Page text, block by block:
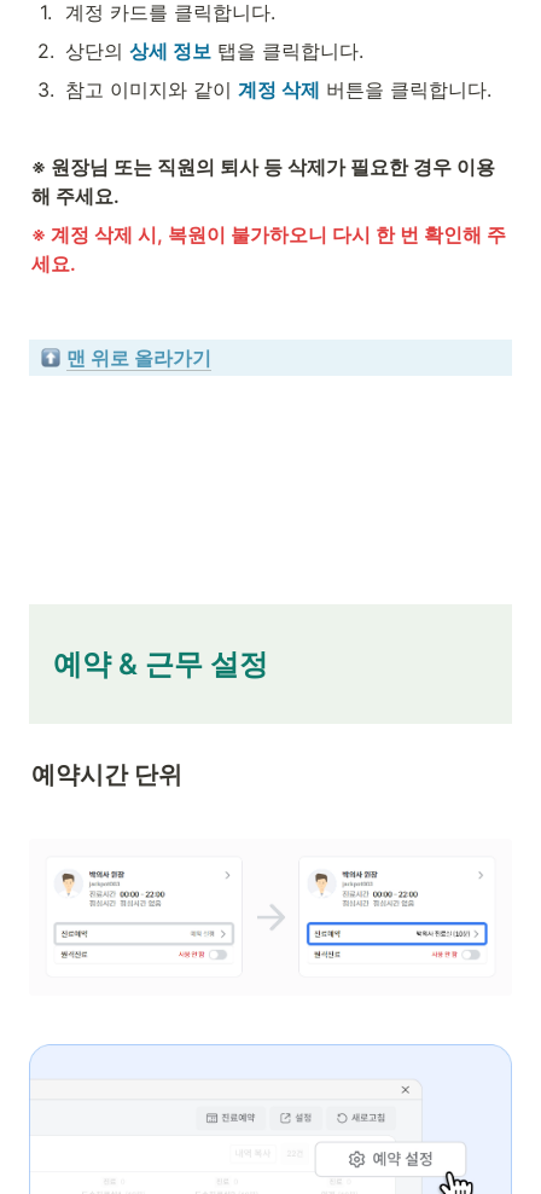
1.
계정 카드를 클릭합니다.
2. 상단의 상세 정보 탭을 클릭합니다.
3. 참고 이미지와 같이 계정 삭제 버튼을 클릭합니다.
※ 원장님 또는 직원의 퇴사 등 삭제가 필요한 경우 이용
해 주세요.
※ 계정 삭제 시, 복원이 불가하오니 다시 한 번 확인해 주
세요.
맨 위로 올라가기
예약시간 단위